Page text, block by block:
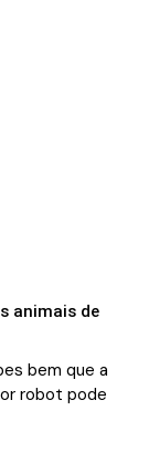
animais de
bem que a
robot pode